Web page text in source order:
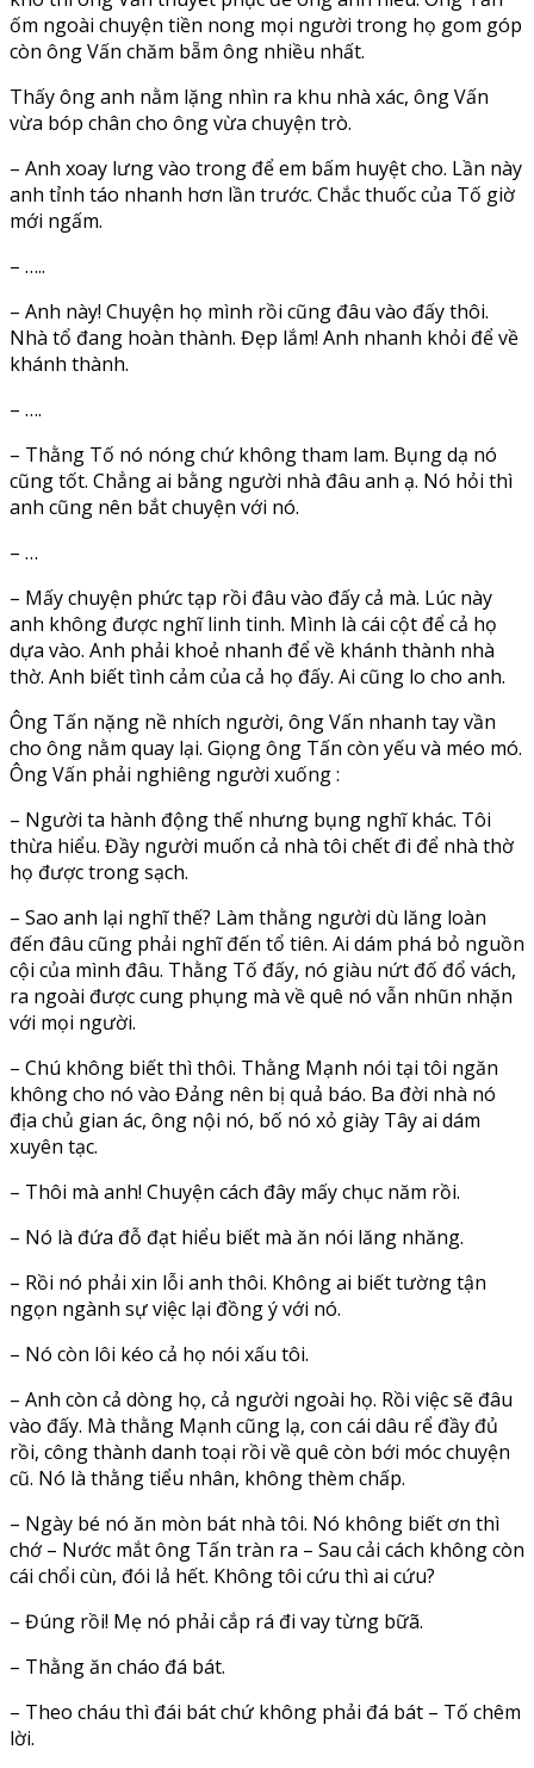
ốm ngoài chuyện tiền nong mọi người trong họ gom góp
còn ông Vấn chăm bẵm ông nhiều nhất.
Thấy ông anh nằm lặng nhìn ra khu nhà xác, ông Vấn
vừa bóp chân cho ông vừa chuyện trò.
– Anh xoay lưng vào trong để em bấm huyệt cho. Lần này
anh tỉnh táo nhanh hơn lần trước. Chắc thuốc của Tố giờ
mới ngấm.
– …..
– Anh này! Chuyện họ mình rồi cũng đâu vào đấy thôi.
Nhà tổ đang hoàn thành. Đẹp lắm! Anh nhanh khỏi để về
khánh thành.
– ….
– Thằng Tố nó nóng chứ không tham lam. Bụng dạ nó
cũng tốt. Chẳng ai bằng người nhà đâu anh ạ. Nó hỏi thì
anh cũng nên bắt chuyện với nó.
– …
– Mấy chuyện phức tạp rồi đâu vào đấy cả mà. Lúc này
anh không được nghĩ linh tinh. Mình là cái cột để cả họ
dựa vào. Anh phải khoẻ nhanh để về khánh thành nhà
thờ. Anh biết tình cảm của cả họ đấy. Ai cũng lo cho anh.
Ông Tấn nặng nề nhích người, ông Vấn nhanh tay vần
cho ông nằm quay lại. Giọng ông Tấn còn yếu và méo mó.
Ông Vấn phải nghiêng người xuống :
– Người ta hành động thế nhưng bụng nghĩ khác. Tôi
thừa hiểu. Đầy người muốn cả nhà tôi chết đi để nhà thờ
họ được trong sạch.
– Sao anh lại nghĩ thế? Làm thằng người dù lăng loàn
đến đâu cũng phải nghĩ đến tổ tiên. Ai dám phá bỏ nguồn
cội của mình đâu. Thằng Tố đấy, nó giàu nứt đố đổ vách,
ra ngoài được cung phụng mà về quê nó vẫn nhũn nhặn
với mọi người.
– Chú không biết thì thôi. Thằng Mạnh nói tại tôi ngăn
không cho nó vào Đảng nên bị quả báo. Ba đời nhà nó
địa chủ gian ác, ông nội nó, bố nó xỏ giày Tây ai dám
xuyên tạc.
– Thôi mà anh! Chuyện cách đây mấy chục năm rồi.
– Nó là đứa đỗ đạt hiểu biết mà ăn nói lăng nhăng.
– Rồi nó phải xin lỗi anh thôi. Không ai biết tường tận
ngọn ngành sự việc lại đồng ý với nó.
– Nó còn lôi kéo cả họ nói xấu tôi.
– Anh còn cả dòng họ, cả người ngoài họ. Rồi việc sẽ đâu
vào đấy. Mà thằng Mạnh cũng lạ, con cái dâu rể đầy đủ
rồi, công thành danh toại rồi về quê còn bới móc chuyện
cũ. Nó là thằng tiểu nhân, không thèm chấp.
– Ngày bé nó ăn mòn bát nhà tôi. Nó không biết ơn thì
chớ – Nước mắt ông Tấn tràn ra – Sau cải cách không còn
cái chổi cùn, đói lả hết. Không tôi cứu thì ai cứu?
– Đúng rồi! Mẹ nó phải cắp rá đi vay từng bữã.
– Thằng ăn cháo đá bát.
– Theo cháu thì đái bát chứ không phải đá bát – Tố chêm
lời.